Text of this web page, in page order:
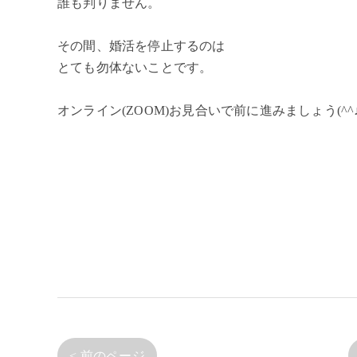
誰も判りません。
その間、婚活を停止するのは
とても勿体ないことです。
オンライン(ZOOM)お見合いで前に進みましょう